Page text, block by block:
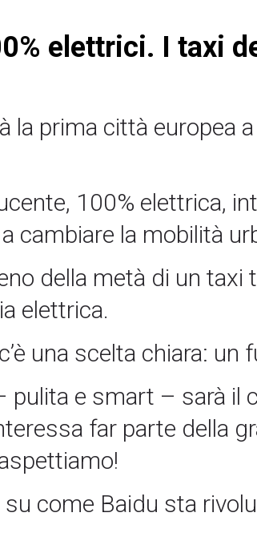
elettrici. I taxi
la prima città europea
100% elettrica,
cambiare la mobilità
della metà di un
elettrica.
una scelta chiara:
pulita e smart – sarà
far parte della
come Baidu sta